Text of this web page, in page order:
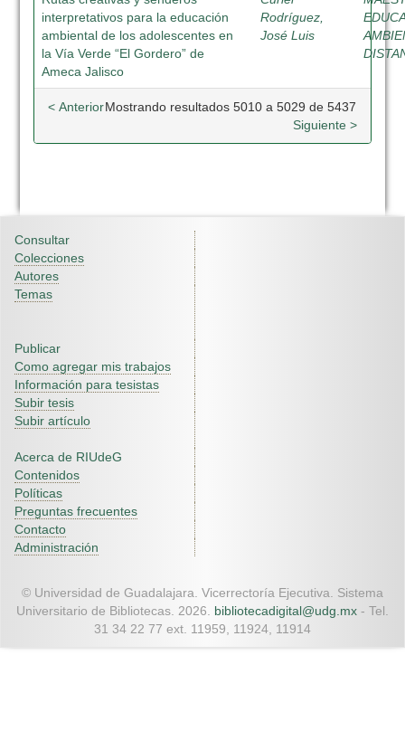
interpretativos para la educación
ambiental de los adolescentes en
la Vía Verde “El Gordero” de
Ameca Jalisco
Rodríguez,
José Luis
Mostrando resultados 5010 a 5029 de 5437
< Anterior
Siguiente >
Consultar
Colecciones
Autores
Temas
Publicar
Como agregar mis trabajos
Información para tesistas
Subir tesis
Subir artículo
Acerca de RIUdeG
Contenidos
Políticas
Preguntas frecuentes
Contacto
Administración
© Universidad de Guadalajara. Vicerrectoría Ejecutiva. Sistema
Universitario de Bibliotecas. 2026. bibliotecadigital@udg.mx - Tel.
31 34 22 77 ext. 11959, 11924, 11914